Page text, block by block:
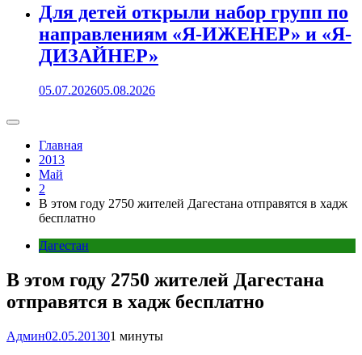
Для детей открыли набор групп по
направлениям «Я-ИЖЕНЕР» и «Я-
ДИЗАЙНЕР»
05.07.202605.08.2026
Главная
2013
Май
2
В этом году 2750 жителей Дагестана отправятся в хадж
бесплатно
Дагестан
В этом году 2750 жителей Дагестана
отправятся в хадж бесплатно
Админ02.05.201301 минуты